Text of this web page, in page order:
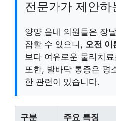
전문가가 제안하
양양 읍내 의원들은 장
잡할 수 있으니, 오전 이
보다 여유로운 물리치
또한, 발바닥 통증은 평
한 관련이 있습니다.
구분 주요 특징